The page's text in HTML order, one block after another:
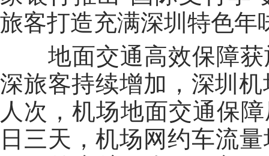
旅客打造充满深圳特色年
地面交通高效保障获
深旅客持续增加，深圳
人次，机场地面交通保
日三天，机场网约车流